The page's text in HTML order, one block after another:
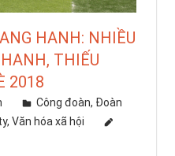
HANH: NHIỀU
THIẾU
2018
Công đoàn, Đoàn
, Văn hóa xã hội